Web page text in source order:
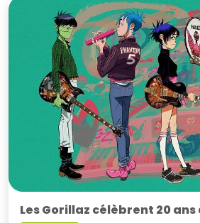
Les Gorillaz célèbrent 20